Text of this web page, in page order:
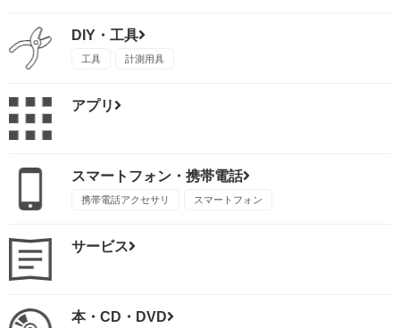
DIY・工具
工具 計測用具
アプリ
スマートフォン・携帯電話
携帯電話アクセサリ スマートフォン
サービス
本・CD・DVD